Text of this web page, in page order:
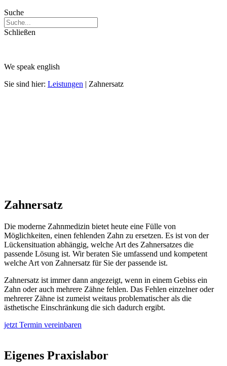
Suche
Schließen
We speak english
Sie sind hier: Leistungen | Zahnersatz
Zahnersatz
Die moderne Zahnmedizin bietet heute eine Fülle von
Möglichkeiten, einen fehlenden Zahn zu ersetzen. Es ist von der
Lückensituation abhängig, welche Art des Zahnersatzes die
passende Lösung ist. Wir beraten Sie umfassend und kompetent
welche Art von Zahnersatz für Sie der passende ist.
Zahnersatz ist immer dann angezeigt, wenn in einem Gebiss ein
Zahn oder auch mehrere Zähne fehlen. Das Fehlen einzelner oder
mehrerer Zähne ist zumeist weitaus problematischer als die
ästhetische Einschränkung die sich dadurch ergibt.
jetzt Termin vereinbaren
Eigenes Praxislabor